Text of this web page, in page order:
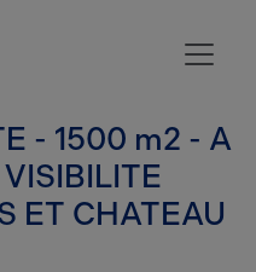
- 1500 m2 - A
ET CHATEAU